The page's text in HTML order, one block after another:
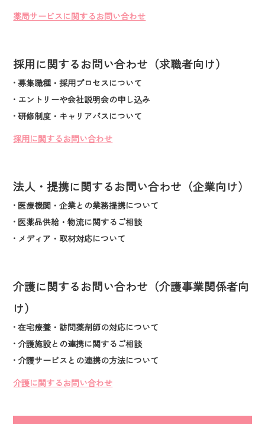
薬局サービスに関するお問い合わせ
採用に関するお問い合わせ（求職者向け）
• 募集職種・採用プロセスについて
• エントリーや会社説明会の申し込み
• 研修制度・キャリアパスについて
採用に関するお問い合わせ
法人・提携に関するお問い合わせ（企業向け）
• 医療機関・企業との業務提携について
• 医薬品供給・物流に関するご相談
• メディア・取材対応について
介護に関するお問い合わせ（介護事業関係者向
け）
• 在宅療養・訪問薬剤師の対応について
• 介護施設との連携に関するご相談
• 介護サービスとの連携の方法について
介護に関するお問い合わせ